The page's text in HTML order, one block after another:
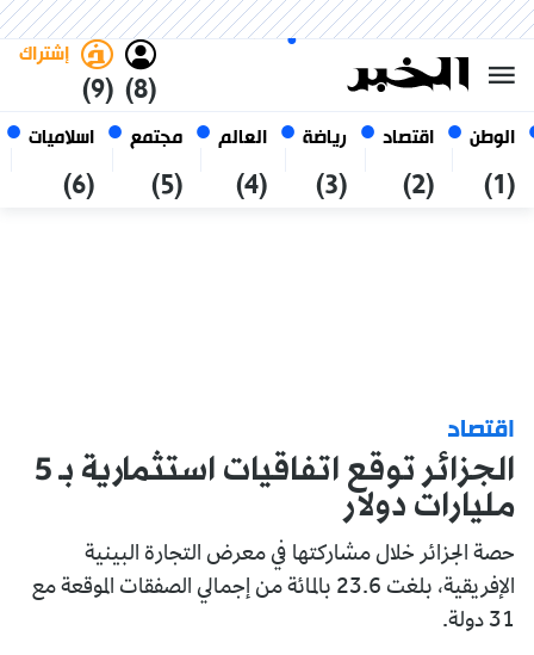
الوطن
(1)
اقتصاد
(2)
رياضة
(3)
العالم
(4)
مجتمع
(5)
اسلاميات
(6)
(8)
إشتراك
(9)
07 أغسطس 2026
الجزائر
اقتصاد
الجزائر توقع اتفاقيات استثمارية بـ 5
مليارات دولار
حصة الجزائر خلال مشاركتها في معرض التجارة البينية
الإفريقية، بلغت 23.6 بالمائة من إجمالي الصفقات الموقعة مع
31 دولة.